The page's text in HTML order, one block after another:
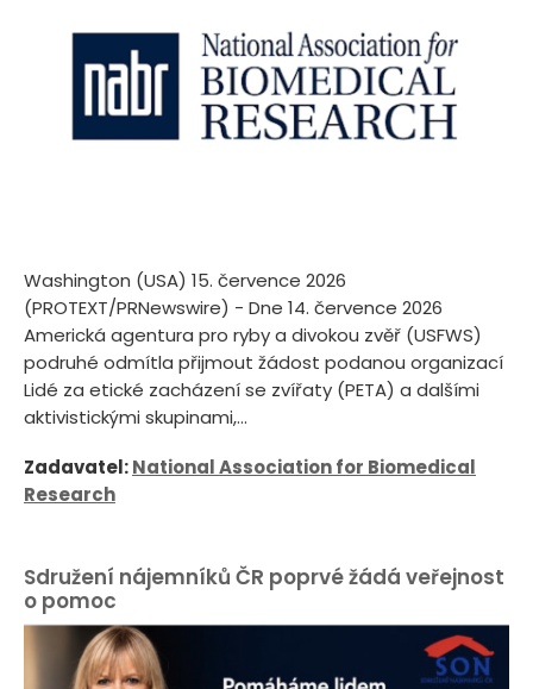
Washington (USA) 15. července 2026
(PROTEXT/PRNewswire) - Dne 14. července 2026
Americká agentura pro ryby a divokou zvěř (USFWS)
podruhé odmítla přijmout žádost podanou organizací
Lidé za etické zacházení se zvířaty (PETA) a dalšími
aktivistickými skupinami,...
Zadavatel:National Association for Biomedical
Research
Sdružení nájemníků ČR poprvé žádá veřejnost
o pomoc